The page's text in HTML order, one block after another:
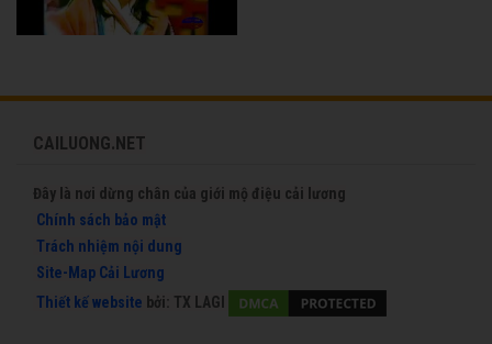
CAILUONG.NET
Đây là nơi dừng chân của giới mộ điệu cải lương
Chính sách bảo mật
Trách nhiệm nội dung
Site-Map Cải Lương
Thiết kế website bởi: TX LAGI